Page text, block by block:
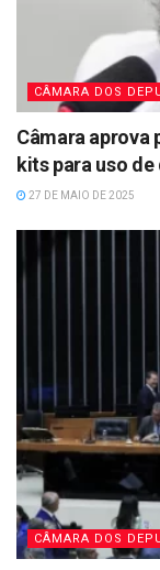
CÂMARA DOS
Câmara aprova
kits para uso
27 DE MAIO DE 2025
CÂMARA DOS